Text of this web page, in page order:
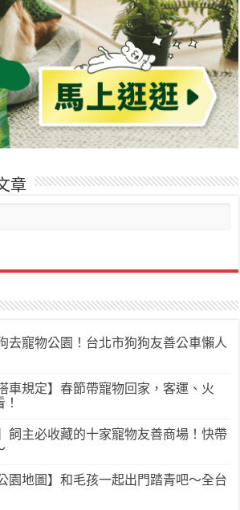
章
去寵物公園！台北市狗狗友善公車懶人
車規定】春節帶寵物回家，客運、火
飼主必收藏的十家寵物友善商場！快帶
園地圖】和毛孩一起出門踏青吧～全台